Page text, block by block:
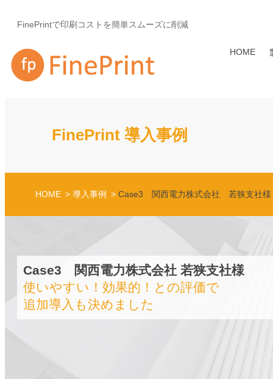
FinePrintで印刷コストを簡単スムーズに削減
HOME
FinePrint 導入事例
HOME 導入事例 Case3 関西電力株式会社 若狭支社様
Case3 関西電力株式会社 若狭支社様
使いやすい！効果的！との評価で
追加導入も決めました